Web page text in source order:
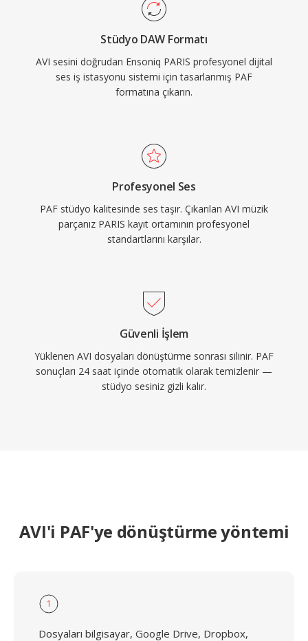
Stüdyo DAW Formatı
AVI sesini doğrudan Ensoniq PARIS profesyonel dijital
ses iş istasyonu sistemi için tasarlanmış PAF
formatına çıkarın.
Profesyonel Ses
PAF stüdyo kalitesinde ses taşır. Çıkarılan AVI müzik
parçanız PARIS kayıt ortamının profesyonel
standartlarını karşılar.
Güvenli İşlem
Yüklenen AVI dosyaları dönüştürme sonrası silinir. PAF
sonuçları 24 saat içinde otomatik olarak temizlenir —
stüdyo sesiniz gizli kalır.
AVI'i PAF'ye dönüştürme yöntemi
1
Dosyaları bilgisayar, Google Drive, Dropbox,